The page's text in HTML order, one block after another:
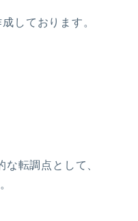
しております。
な転調点として、